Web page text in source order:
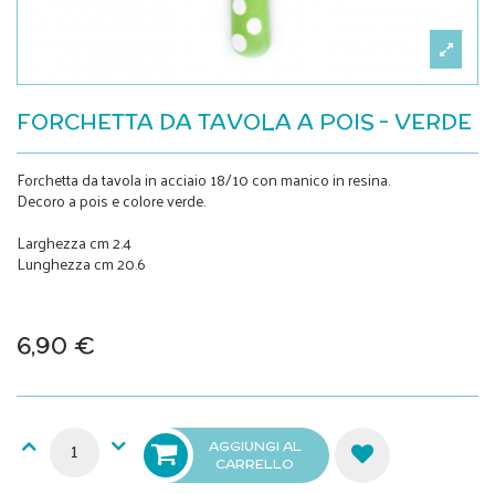
FORCHETTA DA TAVOLA A POIS - VERDE
Forchetta da tavola in acciaio 18/10 con manico in resina.
Decoro a pois e colore verde.
Larghezza cm 2.4
Lunghezza cm 20.6
6,90 €
AGGIUNGI AL
CARRELLO